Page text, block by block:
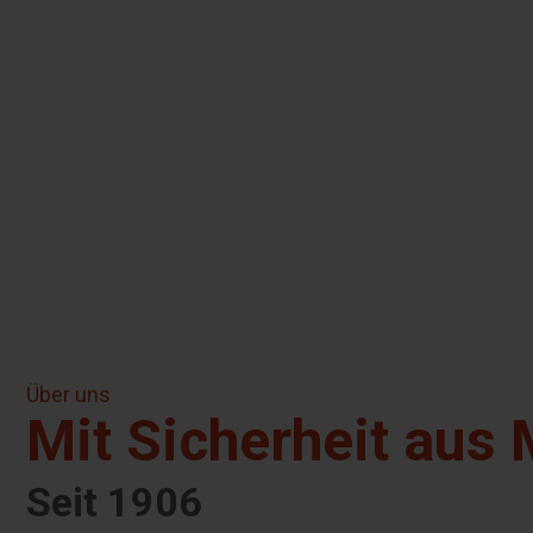
Über uns
Mit Sicherheit aus
Seit 1906